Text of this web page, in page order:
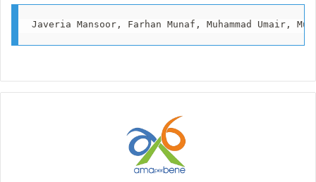
Javeria Mansoor, Farhan Munaf, Muhammad Umair,